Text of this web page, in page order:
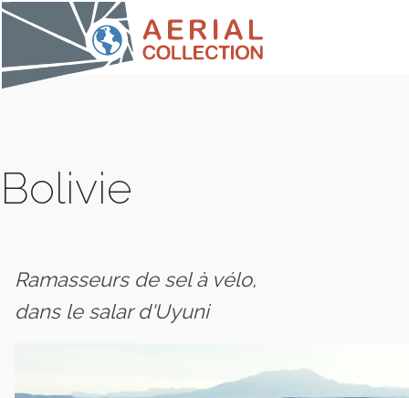
Bolivie
Ramasseurs de sel à vélo,
dans le salar d'Uyuni